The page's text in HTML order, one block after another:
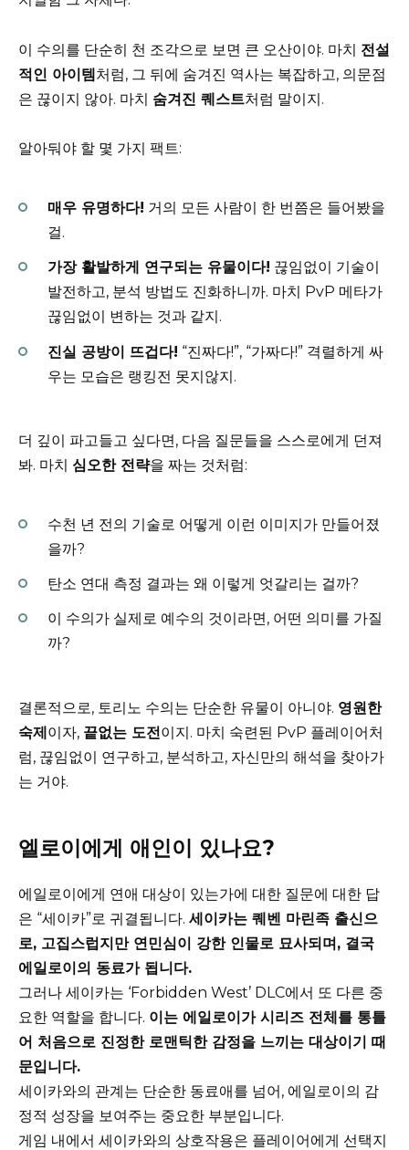
이 수의를 단순히 천 조각으로 보면 큰 오산이야. 마치 전설
적인 아이템처럼, 그 뒤에 숨겨진 역사는 복잡하고, 의문점
은 끊이지 않아. 마치 숨겨진 퀘스트처럼 말이지.
알아둬야 할 몇 가지 팩트:
매우 유명하다! 거의 모든 사람이 한 번쯤은 들어봤을
걸.
가장 활발하게 연구되는 유물이다! 끊임없이 기술이
발전하고, 분석 방법도 진화하니까. 마치 PvP 메타가
끊임없이 변하는 것과 같지.
진실 공방이 뜨겁다! “진짜다!”, “가짜다!” 격렬하게 싸
우는 모습은 랭킹전 못지않지.
더 깊이 파고들고 싶다면, 다음 질문들을 스스로에게 던져
봐. 마치 심오한 전략을 짜는 것처럼:
수천 년 전의 기술로 어떻게 이런 이미지가 만들어졌
을까?
탄소 연대 측정 결과는 왜 이렇게 엇갈리는 걸까?
이 수의가 실제로 예수의 것이라면, 어떤 의미를 가질
까?
결론적으로, 토리노 수의는 단순한 유물이 아니야. 영원한
숙제이자, 끝없는 도전이지. 마치 숙련된 PvP 플레이어처
럼, 끊임없이 연구하고, 분석하고, 자신만의 해석을 찾아가
는 거야.
엘로이에게 애인이 있나요?
에일로이에게 연애 대상이 있는가에 대한 질문에 대한 답
은 “세이카”로 귀결됩니다. 세이카는 퀘벤 마린족 출신으
로, 고집스럽지만 연민심이 강한 인물로 묘사되며, 결국
에일로이의 동료가 됩니다.
그러나 세이카는 ‘Forbidden West’ DLC에서 또 다른 중
요한 역할을 합니다. 이는 에일로이가 시리즈 전체를 통틀
어 처음으로 진정한 로맨틱한 감정을 느끼는 대상이기 때
문입니다.
세이카와의 관계는 단순한 동료애를 넘어, 에일로이의 감
정적 성장을 보여주는 중요한 부분입니다.
게임 내에서 세이카와의 상호작용은 플레이어에게 선택지